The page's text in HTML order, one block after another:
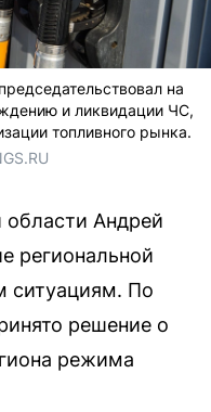
на
и ликвидации ЧС,
топливного рынка.
области Андрей
региональной
ситуациям. По
решение о
режима